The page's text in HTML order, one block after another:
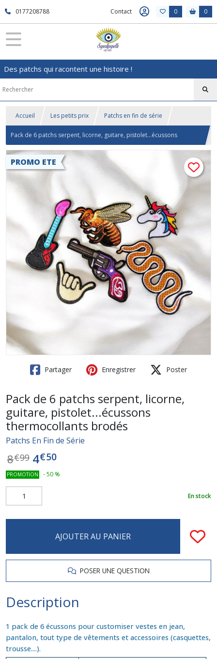
0177208788 Contact 0 0
Des patchs qui racontent une histoire !
Accueil Les petits prix Patchs en fin de série
Pack de 6 patchs serpent, licorne, guitare, pistolet...écussons
thermocollants brodés
PROMO ETE
Partager Enregistrer Poster
Pack de 6 patchs serpent, licorne,
guitare, pistolet...écussons
thermocollants brodés
Patchs En Fin de Série
8€99 4€50
PROMOTION -50 %
En stock
AJOUTER AU PANIER
POSER UNE QUESTION
Description
1 pack de 6 écussons pour customiser vestes en jean,
pantalon, tout type de vêtements et accessoires (casquettes,
trousse....).